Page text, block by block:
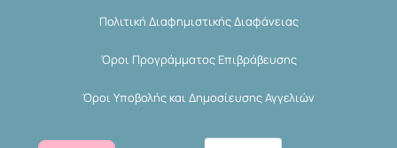
Πολιτική Διαφημιστικής Διαφάνειας
Όροι Προγράμματος Επιβράβευσης
Όροι Υποβολής και Δημοσίευσης Αγγελιών